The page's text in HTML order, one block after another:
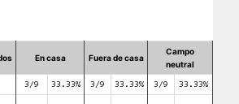
En casa Fuera de casa
Campo
neutral
3/9 33.33% 3/9 33.33% 3/9 33.33%